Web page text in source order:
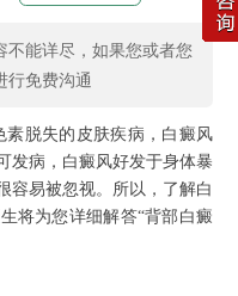
不能详尽，如果您或者您
行免费沟通
素脱失的皮肤疾病，白癜风
发病，白癜风好发于身体暴
容易被忽视。所以，了解白
将为您详细解答“背部白癜